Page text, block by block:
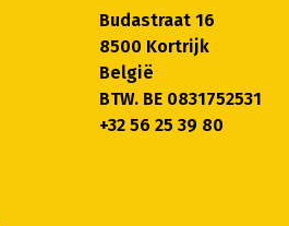
Budastraat 16
8500 Kortrijk
België
BTW. BE 0831752531
+32 56 25 39 80